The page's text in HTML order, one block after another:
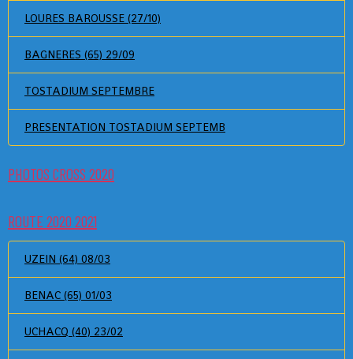
LOURES BAROUSSE (27/10)
BAGNERES (65) 29/09
TOSTADIUM SEPTEMBRE
PRESENTATION TOSTADIUM SEPTEMB
PHOTOS CROSS 2020
ROUTE 2020 2021
UZEIN (64) 08/03
BENAC (65) 01/03
UCHACQ (40) 23/02